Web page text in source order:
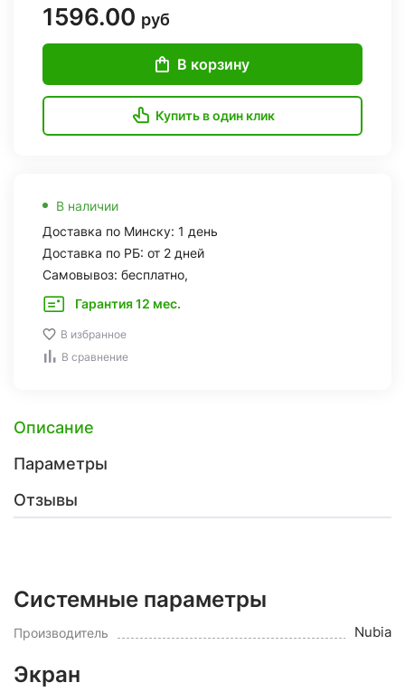
1596.00 руб
В корзину
Купить в один клик
В наличии
Доставка по Минску: 1 день
Доставка по РБ: от 2 дней
Самовывоз: бесплатно,
Гарантия 12 мес.
В избранное
В сравнение
Описание
Параметры
Отзывы
Системные параметры
Производитель Nubia
Экран